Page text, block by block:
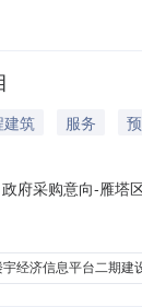
摩举办“今日雁塔
建筑 服务
府采购意向-雁塔
二期建设；主要
宇经济信息平台二期建